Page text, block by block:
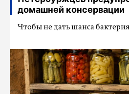
домашней консервации
Чтобы не дать шанса